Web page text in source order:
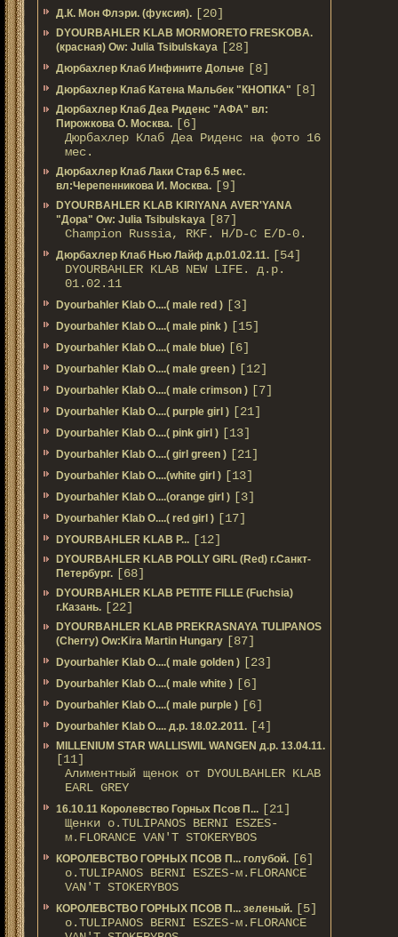
Д.К. Мон Флэри. (фуксия). [20]
DYOURBAHLER KLAB MORMORETO FRESKOBA.
(красная) Ow: Julia Tsibulskaya [28]
Дюрбахлер Клаб Инфините Дольче [8]
Дюрбахлер Клаб Катена Мальбек "КНОПКА" [8]
Дюрбахлер Клаб Деа Риденс "АФА" вл:
Пирожкова О. Москва. [6]
Дюрбахлер Клаб Деа Риденс на фото 16
мес.
Дюрбахлер Клаб Лаки Стар 6.5 мес.
вл:Черепенникова И. Москва. [9]
DYOURBAHLER KLAB KIRIYANA AVER'YANA
"Дора" Ow: Julia Tsibulskaya [87]
Champion Russia, RKF. H/D-С E/D-0.
Дюрбахлер Клаб Нью Лайф д.р.01.02.11. [54]
DYOURBAHLER KLAB NEW LIFE. д.р.
01.02.11
Dyourbahler Klab O....( male red ) [3]
Dyourbahler Klab O....( male pink ) [15]
Dyourbahler Klab O....( male blue) [6]
Dyourbahler Klab O....( male green ) [12]
Dyourbahler Klab O....( male crimson ) [7]
Dyourbahler Klab O....( purple girl ) [21]
Dyourbahler Klab O....( pink girl ) [13]
Dyourbahler Klab O....( girl green ) [21]
Dyourbahler Klab O....(white girl ) [13]
Dyourbahler Klab O....(orange girl ) [3]
Dyourbahler Klab O....( red girl ) [17]
DYOURBAHLER KLAB P... [12]
DYOURBAHLER KLAB POLLY GIRL (Red) г.Санкт-
Петербург. [68]
DYOURBAHLER KLAB PETITE FILLE (Fuchsia)
г.Казань. [22]
DYOURBAHLER KLAB PREKRASNAYA TULIPANOS
(Cherry) Ow:Kira Martin Hungary [87]
Dyourbahler Klab O....( male golden ) [23]
Dyourbahler Klab O....( male white ) [6]
Dyourbahler Klab O....( male purple ) [6]
Dyourbahler Klab O.... д.р. 18.02.2011. [4]
MILLENIUM STAR WALLISWIL WANGEN д.р. 13.04.11.
[11]
Алиментный щенок от DYOULBAHLER KLAB
EARL GREY
16.10.11 Королевство Горных Псов П... [21]
Щенки о.TULIPANOS BERNI ESZES-
м.FLORANCE VAN'T STOKERYBOS
КОРОЛЕВСТВО ГОРНЫХ ПСОВ П... голубой. [6]
о.TULIPANOS BERNI ESZES-м.FLORANCE
VAN'T STOKERYBOS
КОРОЛЕВСТВО ГОРНЫХ ПСОВ П... зеленый. [5]
о.TULIPANOS BERNI ESZES-м.FLORANCE